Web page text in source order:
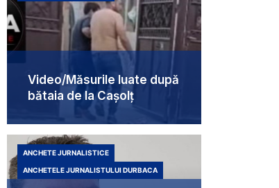
Video/Măsurile luate după
bătaia de la Cașolț
ANCHETE JURNALISTICE
ANCHETELE JURNALISTULUI DURBACA